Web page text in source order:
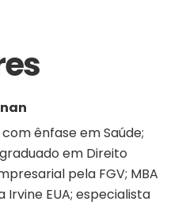
ênfase em Saúde;
em Direito
pela FGV; MBA
EUA; especialista